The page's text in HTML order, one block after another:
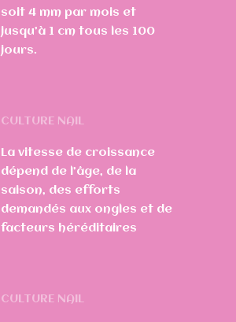
soit 4 mm par mois et
jusqu’à 1 cm tous les 100
jours.
CULTURE NAIL
La vitesse de croissance
dépend de l’âge, de la
saison, des efforts
demandés aux ongles et de
facteurs héréditaires
CULTURE NAIL